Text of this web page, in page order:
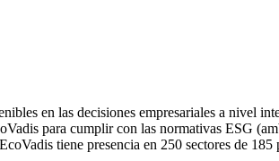
en las decisiones empresariales a nivel
para cumplir con las normativas ESG
tiene presencia en 250 sectores de 185